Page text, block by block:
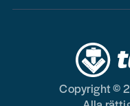
Copyright ©